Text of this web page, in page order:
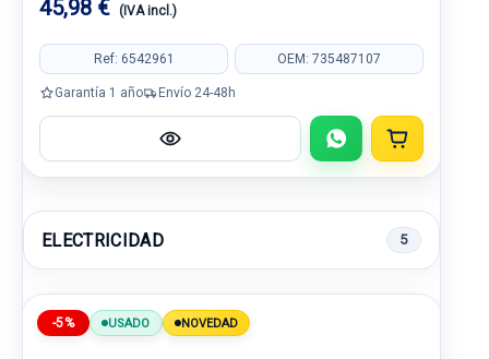
45,98 € (IVA incl.)
Ref: 6542961 OEM: 735487107
Garantía 1 año Envío 24-48h
ELECTRICIDAD 5
-5% USADO NOVEDAD